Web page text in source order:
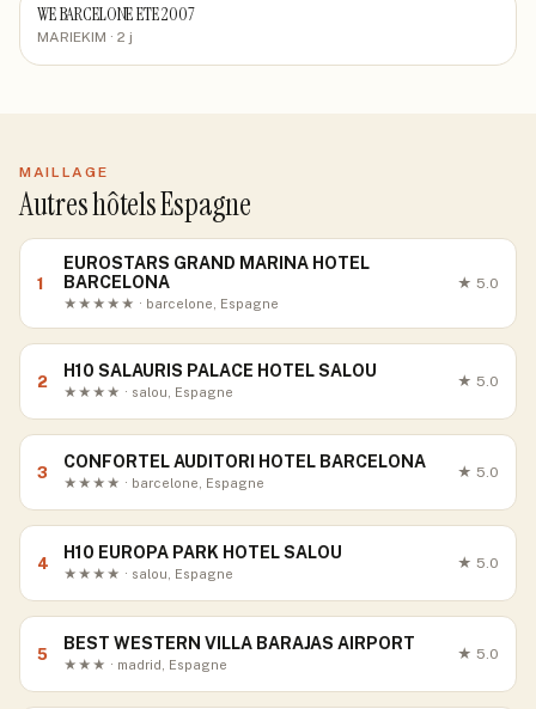
WE BARCELONE ETE 2007
MARIEKIM · 2 j
MAILLAGE
Autres hôtels Espagne
1
EUROSTARS GRAND MARINA HOTEL
BARCELONA
★★★★★ · barcelone, Espagne
★ 5.0
2
H10 SALAURIS PALACE HOTEL SALOU
★★★★ · salou, Espagne
★ 5.0
3
CONFORTEL AUDITORI HOTEL BARCELONA
★★★★ · barcelone, Espagne
★ 5.0
4
H10 EUROPA PARK HOTEL SALOU
★★★★ · salou, Espagne
★ 5.0
5
BEST WESTERN VILLA BARAJAS AIRPORT
★★★ · madrid, Espagne
★ 5.0